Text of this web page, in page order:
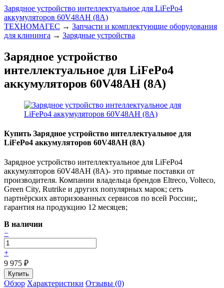
Зарядное устройство интеллектуальное для LiFePo4
аккумуляторов 60V48AH (8А)
ТЕХНОМАГЕС → Запчасти и комплектующие оборудования
для клининга → Зарядные устройства
Зарядное устройство
интеллектуальное для LiFePo4
аккумуляторов 60V48AH (8А)
Купить Зарядное устройство интеллектуальное для
LiFePo4 аккумуляторов 60V48AH (8А)
Зарядное устройство интеллектуальное для LiFePo4
аккумуляторов 60V48AH (8А)- это прямые поставки от
производителя. Компании владельца брендов Eltreco, Volteco,
Green City, Rutrike и других популярных марок; сеть
партнёрских авторизованных сервисов по всей России;,
гарантия на продукцию 12 месяцев;
В наличии
−
+
9 975 ₽
Обзор Характеристики Отзывы (0)